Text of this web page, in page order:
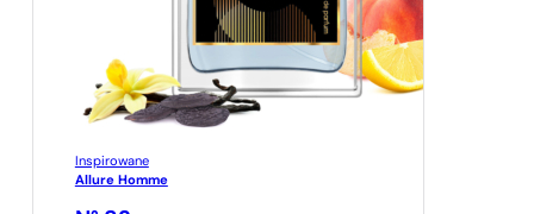
Inspirowane
Allure Homme